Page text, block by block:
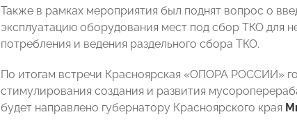
Также в рамках мероприятия был поднят вопрос о
эксплуатацию оборудования мест под сбор ТКО для
потребления и ведения раздельного сбора ТКО.
По итогам встречи Красноярская «ОПОРА РОССИИ»
стимулирования создания и развития
будет направлено губернатору Красноярского края